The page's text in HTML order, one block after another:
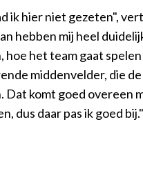
ik hier niet gezeten",
hebben mij heel
hoe het team gaat
middenvelder, die
Dat komt goed overeen
dus daar pas ik goed bij."